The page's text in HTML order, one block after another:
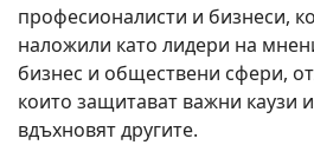
професионалисти и бизнеси,
наложили като лидери на
бизнес и обществени сфери,
които защитават важни каузи
вдъхновят другите.